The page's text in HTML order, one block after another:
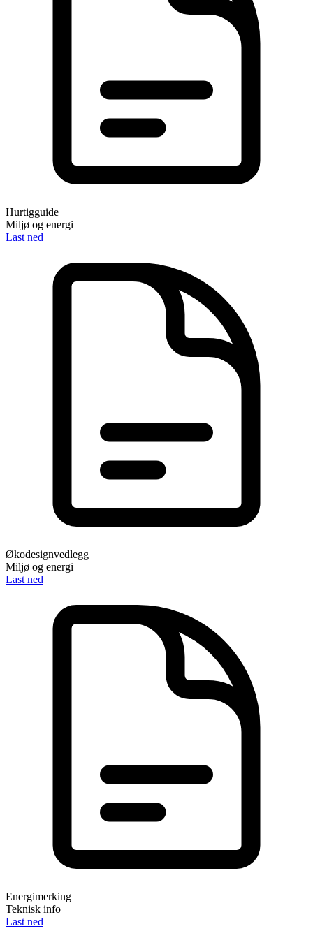
Hurtigguide
Miljø og energi
Last ned
Økodesignvedlegg
Miljø og energi
Last ned
Energimerking
Teknisk info
Last ned